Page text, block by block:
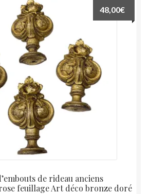
de rideau anciens
feuillage Art déco bronze doré
48,00€